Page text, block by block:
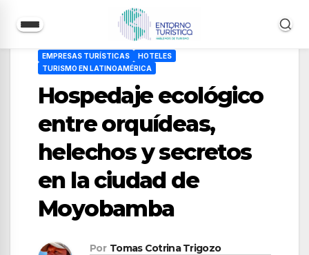
EMPRESAS TURÍSTICAS
HOTELES
TURISMO EN LATINOAMÉRICA
Hospedaje ecológico
entre orquídeas,
helechos y secretos
en la ciudad de
Moyobamba
Por Tomas Cotrina Trigozo